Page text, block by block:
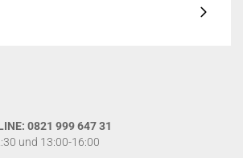
0821 999 647 31
und 13:00-16:00